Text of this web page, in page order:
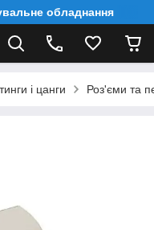
обладнання
і цанги Роз'єми та